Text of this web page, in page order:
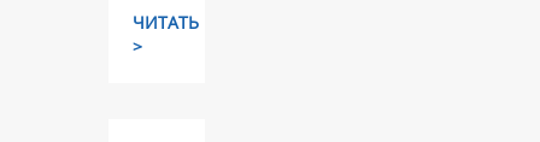
ЧИТАТЬ
>